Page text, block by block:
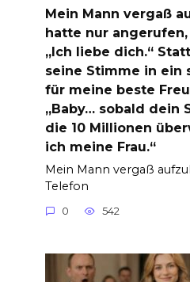
Mein Mann vergaß
hatte nur
„Ich liebe dich.“
seine Stimme in ein
für meine beste
„Baby… sobald dein
die 10 Millionen
ich meine Frau.“
Mein Mann vergaß
Telefon
0 542